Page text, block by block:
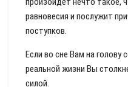
равновесия и послужит
поступков.
Если во сне Вам на голову
реальной жизни Вы
силой.